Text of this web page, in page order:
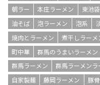
朝ラー
本庄ラーメン 東池
油そば
泡ラーメン 泡系
焼肉とラーメン
煮干しラーメ
町中華
群馬のうまいラーメン
群馬ラーメン
群馬ラーメンラ
自家製麺
藤岡ラーメン 豚骨